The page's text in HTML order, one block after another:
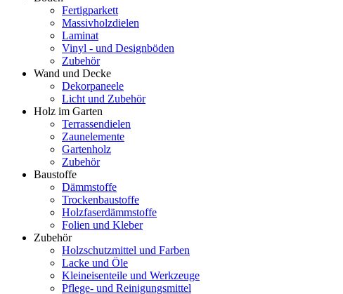
Fertigparkett
Massivholzdielen
Laminat
Vinyl - und Designböden
Zubehör
Wand und Decke
Dekorpaneele
Licht und Zubehör
Holz im Garten
Terrassendielen
Zaunelemente
Gartenholz
Zubehör
Baustoffe
Dämmstoffe
Trockenbaustoffe
Holzfaserdämmstoffe
Folien und Kleber
Zubehör
Holzschutzmittel und Farben
Lacke und Öle
Kleineisenteile und Werkzeuge
Pflege- und Reinigungsmittel